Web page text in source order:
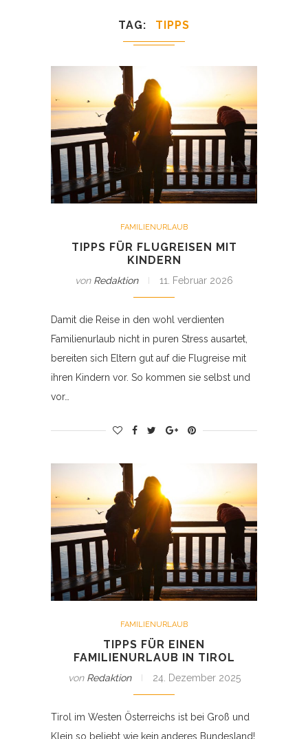
TAG TIPPS
FAMILIENURLAUB
TIPPS FÜR FLUGREISEN MIT
KINDERN
von Redaktion 11. Februar 2026
Damit die Reise in den wohl verdienten
Familienurlaub nicht in puren Stress ausartet,
bereiten sich Eltern gut auf die Flugreise mit
ihren Kindern vor. So kommen sie selbst und
vor…
FAMILIENURLAUB
TIPPS FÜR EINEN
FAMILIENURLAUB IN TIROL
von Redaktion 24. Dezember 2025
Tirol im Westen Österreichs ist bei Groß und
Klein so beliebt wie kein anderes Bundesland!